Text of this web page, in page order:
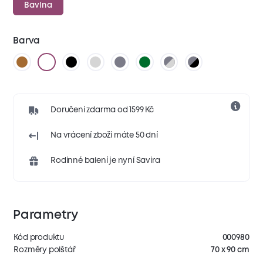
Bavlna
Barva
Doručení zdarma od 1599 Kč
Na vrácení zboží máte 50 dní
Rodinné balení je nyní Savira
Parametry
Kód produktu
000980
Rozměry polštář
70 x 90 cm